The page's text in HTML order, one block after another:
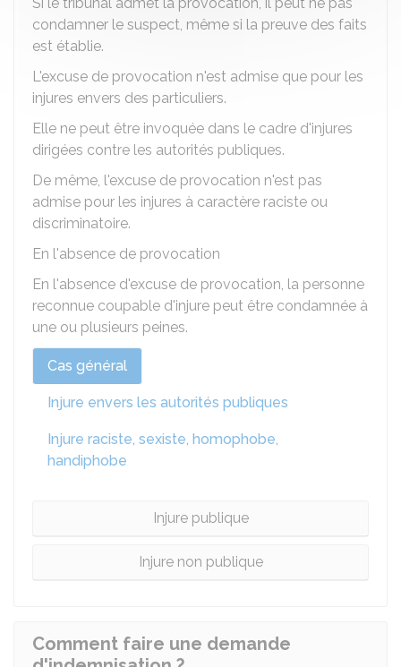
condamner le suspect, même si la preuve des faits
est établie.
L'excuse de provocation n'est admise que pour les
injures envers des particuliers.
Elle ne peut être invoquée dans le cadre d'injures
dirigées contre les autorités publiques.
De même, l'excuse de provocation n'est pas
admise pour les injures à caractère raciste ou
discriminatoire.
En l'absence de provocation
En l'absence d'excuse de provocation, la personne
reconnue coupable d'injure peut être condamnée à
une ou plusieurs peines.
Cas général
Injure envers les autorités publiques
Injure raciste, sexiste, homophobe,
handiphobe
Injure publique
Injure non publique
Comment faire une demande